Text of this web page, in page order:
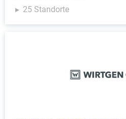
25 Standorte